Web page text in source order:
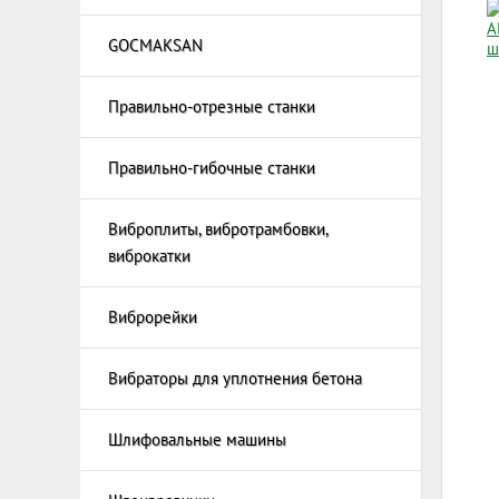
радиуса
GOCMAKSAN
Правильно-отрезные станки
Правильно-гибочные станки
Виброплиты, вибротрамбовки,
виброкатки
Виброрейки
Вибраторы для уплотнения бетона
Шлифовальные машины